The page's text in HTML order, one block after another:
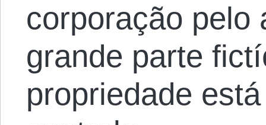
corporação pelo
grande parte
propriedade